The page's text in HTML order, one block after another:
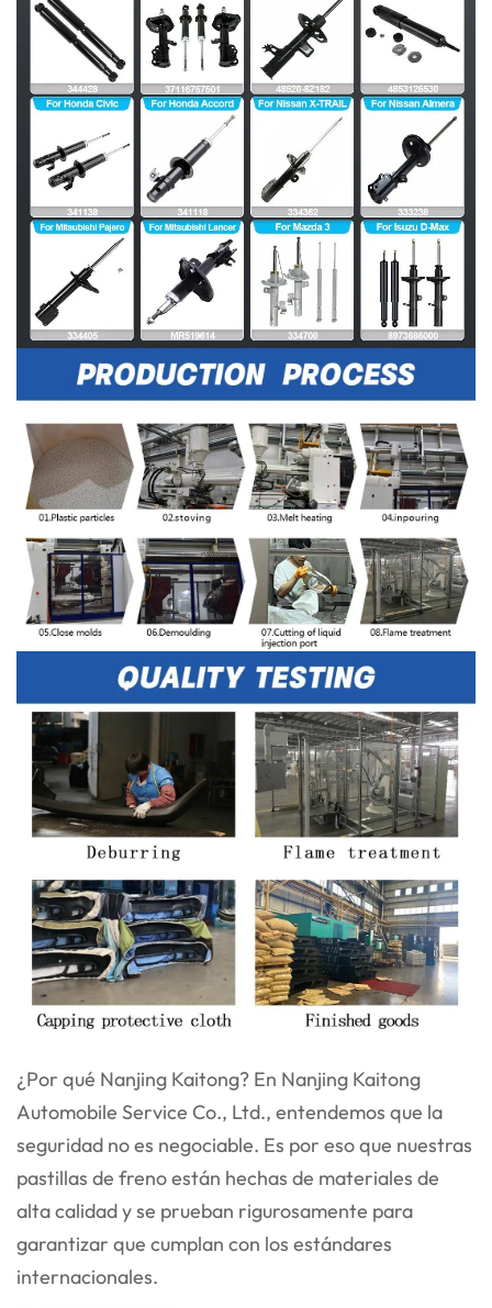
¿Por qué Nanjing Kaitong? En Nanjing Kaitong
Automobile Service Co., Ltd., entendemos que la
seguridad no es negociable. Es por eso que nuestras
pastillas de freno están hechas de materiales de
alta calidad y se prueban rigurosamente para
garantizar que cumplan con los estándares
internacionales.